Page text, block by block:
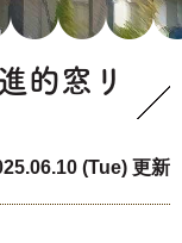
的窓リ
(Tue) 更新